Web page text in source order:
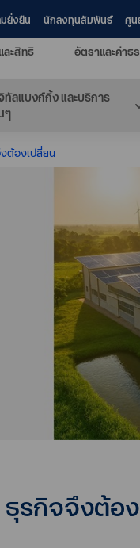
ยั่งยืน นักลงทุนสัมพันธ์ ศูน
ละสิทธิ
อัตราและค่าธ
ทัลแบงก์กิ้ง และบริการ
ๆ
ต้องเปลี่ยน
รกิจจึงต้อ